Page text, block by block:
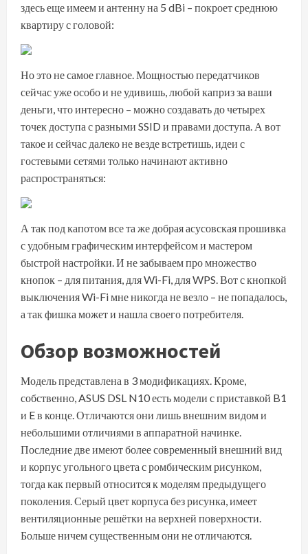
здесь еще имеем и антенну на 5 dBi – покроет среднюю
квартиру с головой:
Но это не самое главное. Мощностью передатчиков
сейчас уже особо и не удивишь, любой каприз за ваши
деньги, что интересно – можно создавать до четырех
точек доступа с разными SSID и правами доступа. А вот
такое и сейчас далеко не везде встретишь, идеи с
гостевыми сетями только начинают активно
распространяться:
А так под капотом все та же добрая асусовская прошивка
с удобным графическим интерфейсом и мастером
быстрой настройки. И не забываем про множество
кнопок – для питания, для Wi-Fi, для WPS. Вот с кнопкой
выключения Wi-Fi мне никогда не везло – не попадалось,
а так фишка может и нашла своего потребителя.
Обзор возможностей
Модель представлена в 3 модификациях. Кроме,
собственно, ASUS DSL N10 есть модели с приставкой B1
и E в конце. Отличаются они лишь внешним видом и
небольшими отличиями в аппаратной начинке.
Последние две имеют более современный внешний вид
и корпус угольного цвета с ромбическим рисунком,
тогда как первый относится к моделям предыдущего
поколения. Серый цвет корпуса без рисунка, имеет
вентиляционные решётки на верхней поверхности.
Больше ничем существенным они не отличаются.